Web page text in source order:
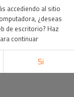
accediendo al sitio
¿deseas
de escritorio? Haz
continuar
Si